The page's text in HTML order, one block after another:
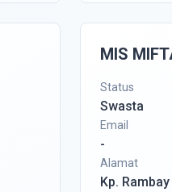
MIS
Status
Swasta
Email
-
Alamat
Kp.